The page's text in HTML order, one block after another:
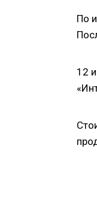
По
12